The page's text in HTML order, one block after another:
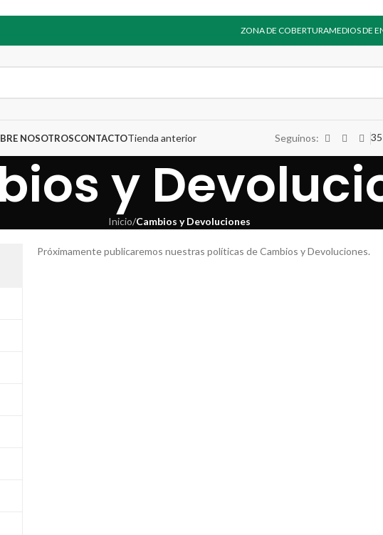
ZONA DE COBERTURAMEDIOS DE
NOSOTROSCONTACTOTienda anterior Seguinos:
y
Inicio/Cambios y Devoluciones
Próximamente publicaremos nuestras políticas de Cambios y Devoluciones.